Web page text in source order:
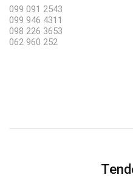
099 091 2543
099 946 4311
098 226 3653
062 960 252